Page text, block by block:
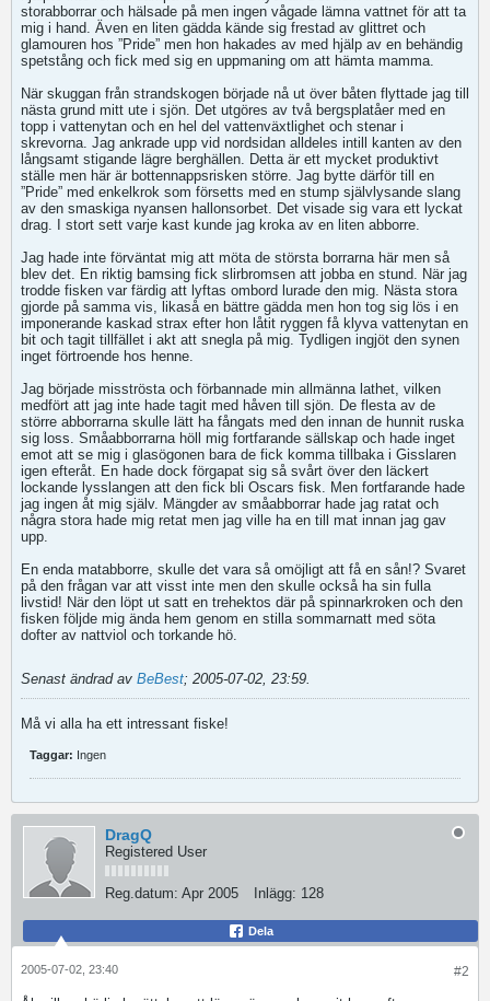
storabborrar och hälsade på men ingen vågade lämna vattnet för att ta
mig i hand. Även en liten gädda kände sig frestad av glittret och
glamouren hos ”Pride” men hon hakades av med hjälp av en behändig
spetstång och fick med sig en uppmaning om att hämta mamma.
När skuggan från strandskogen började nå ut över båten flyttade jag till
nästa grund mitt ute i sjön. Det utgöres av två bergsplatåer med en
topp i vattenytan och en hel del vattenväxtlighet och stenar i
skrevorna. Jag ankrade upp vid nordsidan alldeles intill kanten av den
långsamt stigande lägre berghällen. Detta är ett mycket produktivt
ställe men här är bottennappsrisken större. Jag bytte därför till en
”Pride” med enkelkrok som försetts med en stump självlysande slang
av den smaskiga nyansen hallonsorbet. Det visade sig vara ett lyckat
drag. I stort sett varje kast kunde jag kroka av en liten abborre.
Jag hade inte förväntat mig att möta de största borrarna här men så
blev det. En riktig bamsing fick slirbromsen att jobba en stund. När jag
trodde fisken var färdig att lyftas ombord lurade den mig. Nästa stora
gjorde på samma vis, likaså en bättre gädda men hon tog sig lös i en
imponerande kaskad strax efter hon låtit ryggen få klyva vattenytan en
bit och tagit tillfället i akt att snegla på mig. Tydligen ingjöt den synen
inget förtroende hos henne.
Jag började misströsta och förbannade min allmänna lathet, vilken
medfört att jag inte hade tagit med håven till sjön. De flesta av de
större abborrarna skulle lätt ha fångats med den innan de hunnit ruska
sig loss. Småabborrarna höll mig fortfarande sällskap och hade inget
emot att se mig i glasögonen bara de fick komma tillbaka i Gisslaren
igen efteråt. En hade dock förgapat sig så svårt över den läckert
lockande lysslangen att den fick bli Oscars fisk. Men fortfarande hade
jag ingen åt mig själv. Mängder av småabborrar hade jag ratat och
några stora hade mig retat men jag ville ha en till mat innan jag gav
upp.
En enda matabborre, skulle det vara så omöjligt att få en sån!? Svaret
på den frågan var att visst inte men den skulle också ha sin fulla
livstid! När den löpt ut satt en trehektos där på spinnarkroken och den
fisken följde mig ända hem genom en stilla sommarnatt med söta
dofter av nattviol och torkande hö.
Senast ändrad av BeBest; 2005-07-02, 23:59.
Må vi alla ha ett intressant fiske!
Taggar: Ingen
DragQ
Registered User
Reg.datum: Apr 2005 Inlägg: 128
Dela
#2
2005-07-02, 23:40